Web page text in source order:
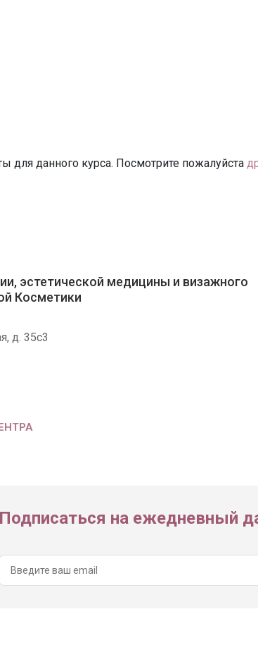
для данного курса. Посмотрите пожалуйста
эстетической медицины и визажного
Косметики
д. 35с3
Подписаться на ежедневный